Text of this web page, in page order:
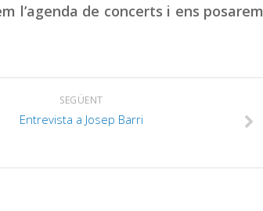
l’agenda de concerts i ens posarem
SEGÜENT
Entrevista a Josep Barri